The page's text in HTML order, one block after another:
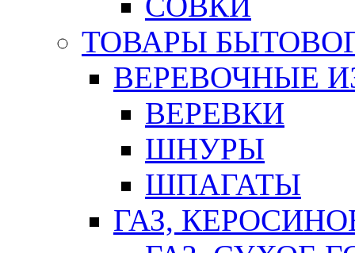
ТОВАРЫ
ВЕРЕВОЧНЫЕ
ВЕРЕВКИ
ШНУРЫ
ШПАГАТЫ
ГАЗ,